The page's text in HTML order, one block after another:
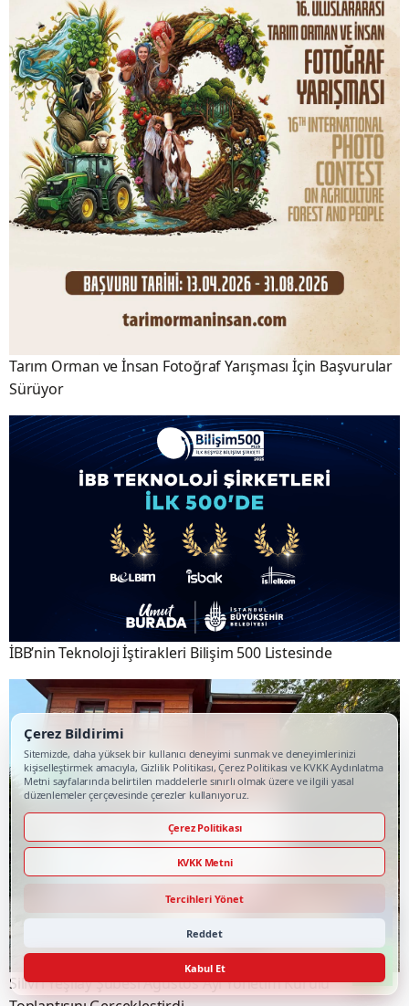
Tarım Orman ve İnsan Fotoğraf Yarışması İçin Başvurular
Sürüyor
İBB’nin Teknoloji İştirakleri Bilişim 500 Listesinde
Silivri Yeşilay Şubesi Ağustos Ayı Yönetim Kurulu
Çerez Bildirimi
Sitemizde, daha yüksek bir kullanıcı deneyimi sunmak ve deneyimlerinizi
kişiselleştirmek amacıyla, Gizlilik Politikası, Çerez Politikası ve KVKK Aydınlatma
Metni sayfalarında belirtilen maddelerle sınırlı olmak üzere ve ilgili yasal
düzenlemeler çerçevesinde çerezler kullanıyoruz.
Çerez Politikası
KVKK Metni
Tercihleri Yönet
Reddet
Kabul Et